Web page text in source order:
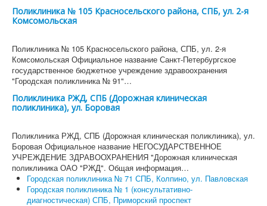
Поликлиника № 105 Красносельского района, СПБ, ул. 2-я
Комсомольская
Поликлиника № 105 Красносельского района, СПБ, ул. 2-я
Комсомольская Официальное название Санкт-Петербургское
государственное бюджетное учреждение здравоохранения
"Городская поликлиника № 91"…
Поликлиника РЖД, СПБ (Дорожная клиническая
поликлиника), ул. Боровая
Поликлиника РЖД, СПБ (Дорожная клиническая поликлиника), ул.
Боровая Официальное название НЕГОСУДАРСТВЕННОЕ
УЧРЕЖДЕНИЕ ЗДРАВООХРАНЕНИЯ "Дорожная клиническая
поликлиника ОАО "РЖД". Общая информация…
Городская поликлиника № 71 СПБ, Колпино, ул. Павловская
Городская поликлиника № 1 (консультативно-
диагностическая) СПБ, Приморский проспект